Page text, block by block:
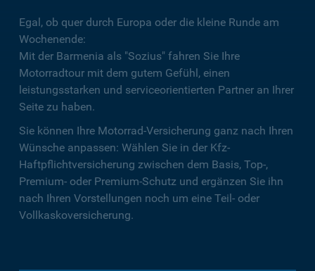
Egal, ob quer durch Europa oder die kleine Runde am
Wochenende:
Mit der Barmenia als "Sozius" fahren Sie Ihre
Motorradtour mit dem gutem Gefühl, einen
leistungsstarken und serviceorientierten Partner an Ihrer
Seite zu haben.
Sie können Ihre Motorrad-Versicherung ganz nach Ihren
Wünsche anpassen: Wählen Sie in der Kfz-
Haftpflichtversicherung zwischen dem Basis, Top-,
Premium- oder Premium-Schutz und ergänzen Sie ihn
nach Ihren Vorstellungen noch um eine Teil- oder
Vollkaskoversicherung.